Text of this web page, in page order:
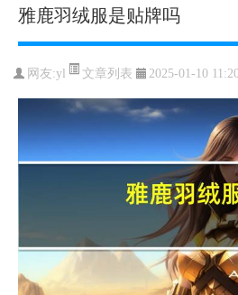
雅鹿羽绒服是贴牌吗
网友:yl 文章列表 2025-01-10